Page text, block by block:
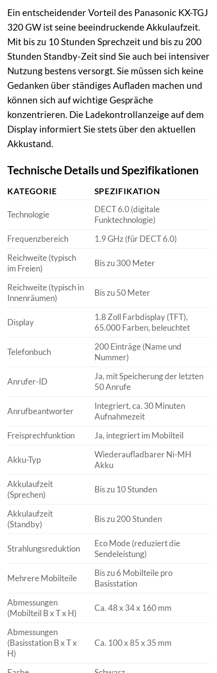
Ein entscheidender Vorteil des Panasonic KX-TGJ
320 GW ist seine beeindruckende Akkulaufzeit.
Mit bis zu 10 Stunden Sprechzeit und bis zu 200
Stunden Standby-Zeit sind Sie auch bei intensiver
Nutzung bestens versorgt. Sie müssen sich keine
Gedanken über ständiges Aufladen machen und
können sich auf wichtige Gespräche
konzentrieren. Die Ladekontrollanzeige auf dem
Display informiert Sie stets über den aktuellen
Akkustand.
Technische Details und Spezifikationen
KATEGORIE SPEZIFIKATION
Technologie
DECT 6.0 (digitale
Funktechnologie)
Frequenzbereich
1.9 GHz (für DECT 6.0)
Reichweite (typisch
im Freien)
Bis zu 300 Meter
Reichweite (typisch in
Innenräumen)
Bis zu 50 Meter
Display
1.8 Zoll Farbdisplay (TFT),
65.000 Farben, beleuchtet
Telefonbuch
200 Einträge (Name und
Nummer)
Anrufer-ID
Ja, mit Speicherung der letzten
50 Anrufe
Anrufbeantworter
Integriert, ca. 30 Minuten
Aufnahmezeit
Freisprechfunktion
Ja, integriert im Mobilteil
Akku-Typ
Wiederaufladbarer Ni-MH
Akku
Akkulaufzeit
(Sprechen)
Bis zu 10 Stunden
Akkulaufzeit
(Standby)
Bis zu 200 Stunden
Strahlungsreduktion
Eco Mode (reduziert die
Sendeleistung)
Mehrere Mobilteile
Bis zu 6 Mobilteile pro
Basisstation
Abmessungen
(Mobilteil B x T x H)
Ca. 48 x 34 x 160 mm
Abmessungen
(Basisstation B x T x
H)
Ca. 100 x 85 x 35 mm